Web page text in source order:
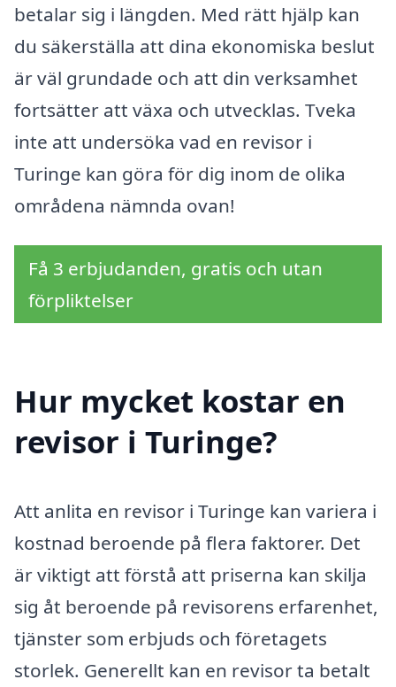
betalar sig i längden. Med rätt hjälp kan
du säkerställa att dina ekonomiska beslut
är väl grundade och att din verksamhet
fortsätter att växa och utvecklas. Tveka
inte att undersöka vad en revisor i
Turinge kan göra för dig inom de olika
områdena nämnda ovan!
Få 3 erbjudanden, gratis och utan
förpliktelser
Hur mycket kostar en
revisor i Turinge?
Att anlita en revisor i Turinge kan variera i
kostnad beroende på flera faktorer. Det
är viktigt att förstå att priserna kan skilja
sig åt beroende på revisorens erfarenhet,
tjänster som erbjuds och företagets
storlek. Generellt kan en revisor ta betalt